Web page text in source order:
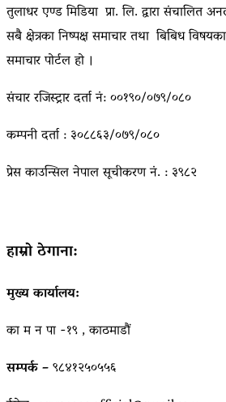
तुलाधर एण्ड मिडिया प्रा. लि. द्वारा
सबै क्षेत्रका निष्पक्ष समाचार तथा बिबिध
समाचार पोर्टल हो ।
संचार रजिस्ट्रार दर्ता नं: ००१९०/०७९/०८०
कम्पनी दर्ता : ३०८८६३/०७९/०८०
प्रेस काउन्सिल नेपाल सूचीकरण नं. : ३९८२
हाम्रो ठेगाना:
मुख्य कार्यालय:
का म न पा -१९ , काठमाडौं
सम्पर्क –९८४१२५०५५६